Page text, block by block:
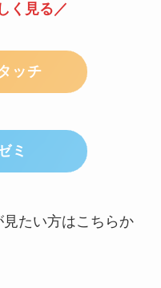
く見る／
ッチ
ミ
たい方はこちらか